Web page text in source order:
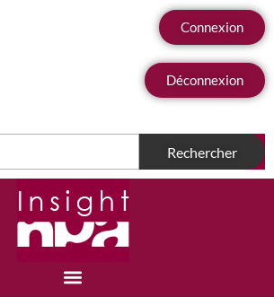
Connexion
Déconnexion